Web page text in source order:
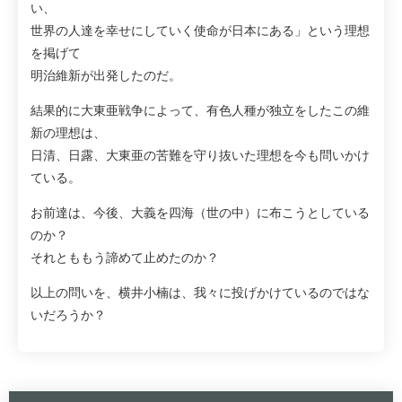
い、
世界の人達を幸せにしていく使命が日本にある」という理想
を掲げて
明治維新が出発したのだ。
結果的に大東亜戦争によって、有色人種が独立をしたこの維
新の理想は、
日清、日露、大東亜の苦難を守り抜いた理想を今も問いかけ
ている。
お前達は、今後、大義を四海（世の中）に布こうとしている
のか？
それとももう諦めて止めたのか？
以上の問いを、横井小楠は、我々に投げかけているのではな
いだろうか？